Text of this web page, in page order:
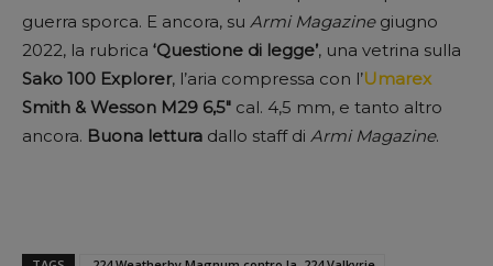
guerra sporca. E ancora, su Armi Magazine giugno
2022, la rubrica ‘Questione di legge’, una vetrina sulla
Sako 100 Explorer, l’aria compressa con l’Umarex
Smith & Wesson M29 6,5″ cal. 4,5 mm, e tanto altro
ancora. Buona lettura dallo staff di Armi Magazine.